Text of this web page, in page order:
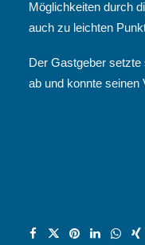
Möglichkeiten durch
auch zu leichten
Der Gastgeber
ab und konnte seinen